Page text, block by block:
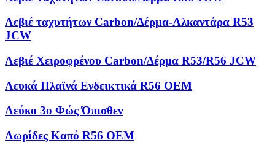
Λεβιέ ταχυτήτων Carbon/Δέρμα-Αλκαντάρα R53
JCW
Λεβιέ Χειροφρένου Carbon/Δέρμα R53/R56 JCW
Λευκά Πλαϊνά Ενδεικτικά R56 OEM
Λεύκο 3ο Φώς Όπισθεν
Λωρίδες Kαπό R56 OEM